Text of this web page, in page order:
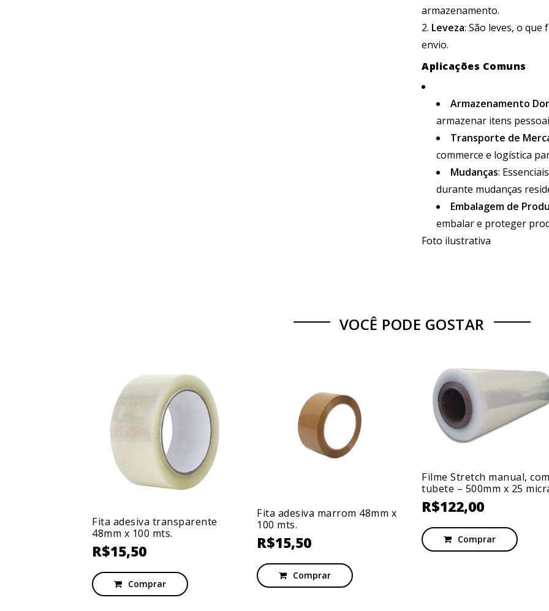
armazenamento.
Leveza: São leves, o
envio.
Aplicações Comuns
Armazenamento
armazenar itens
Transporte de
commerce e logística
Mudanças:
durante mudanças
Embalagem de
embalar e proteger
Foto ilustrativa
VOCÊ PODE GOSTAR
Fita adesiva transparente
48mm x 100 mts.
R$15,50
Comprar
Fita adesiva marrom 48mm x
100 mts.
R$15,50
Comprar
Filme Stretch manual,
tubete – 500mm x 25
R$122,00
Comprar